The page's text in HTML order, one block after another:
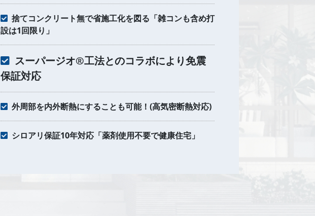
捨てコンクリート無で省施工化を図る「雑コンも含め打
設は1回限り」
スーパージオ®︎工法とのコラボにより免震
保証対応
外周部を内外断熱にすることも可能！(高気密断熱対応)
シロアリ保証10年対応「薬剤使用不要で健康住宅」